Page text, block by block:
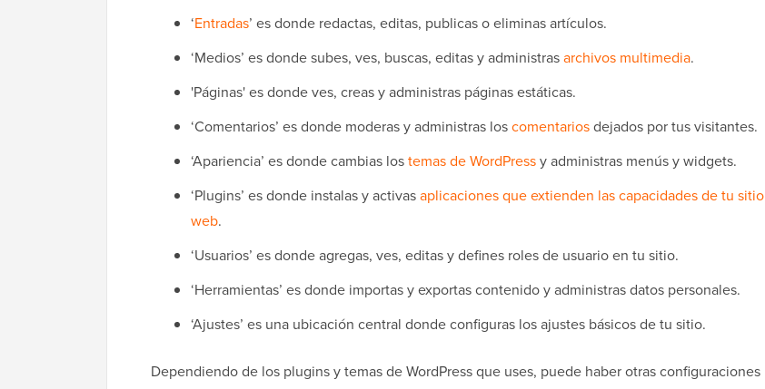
‘Entradas’ es donde redactas, editas, publicas o eliminas artículos.
‘Medios’ es donde subes, ves, buscas, editas y administrasarchivos multimedia.
'Páginas' es donde ves, creas y administras páginas estáticas.
‘Comentarios’ es donde moderas y administras loscomentariosdejados por tus visitantes.
‘Apariencia’ es donde cambias lostemas de WordPressy administras menús y widgets.
‘Plugins’ es donde instalas y activasaplicaciones que extienden las capacidades de tu sitio
web.
‘Usuarios’ es donde agregas, ves, editas y defines roles de usuario en tu sitio.
‘Herramientas’ es donde importas y exportas contenido y administras datos personales.
‘Ajustes’ es una ubicación central donde configuras los ajustes básicos de tu sitio.
Dependiendo de los plugins y temas de WordPress que uses, puede haber otras configuraciones